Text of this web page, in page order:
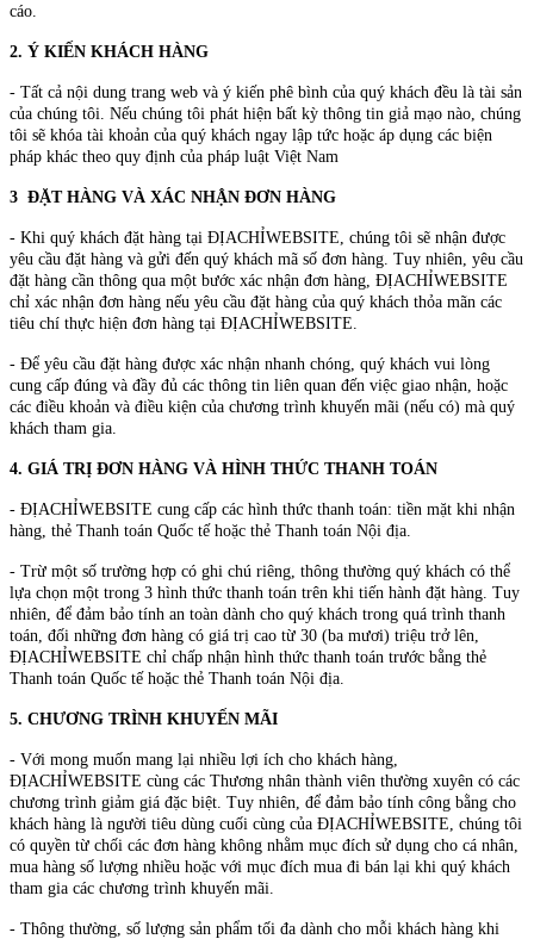
cáo.
2. Ý KIẾN KHÁCH HÀNG
- Tất cả nội dung trang web và ý kiến phê bình của quý khách đều là tài sản
của chúng tôi. Nếu chúng tôi phát hiện bất kỳ thông tin giả mạo nào, chúng
tôi sẽ khóa tài khoản của quý khách ngay lập tức hoặc áp dụng các biện
pháp khác theo quy định của pháp luật Việt Nam
3 ĐẶT HÀNG VÀ XÁC NHẬN ĐƠN HÀNG
- Khi quý khách đặt hàng tại ĐỊACHỈWEBSITE, chúng tôi sẽ nhận được
yêu cầu đặt hàng và gửi đến quý khách mã số đơn hàng. Tuy nhiên, yêu cầu
đặt hàng cần thông qua một bước xác nhận đơn hàng, ĐỊACHỈWEBSITE
chỉ xác nhận đơn hàng nếu yêu cầu đặt hàng của quý khách thỏa mãn các
tiêu chí thực hiện đơn hàng tại ĐỊACHỈWEBSITE.
- Để yêu cầu đặt hàng được xác nhận nhanh chóng, quý khách vui lòng
cung cấp đúng và đầy đủ các thông tin liên quan đến việc giao nhận, hoặc
các điều khoản và điều kiện của chương trình khuyến mãi (nếu có) mà quý
khách tham gia.
4. GIÁ TRỊ ĐƠN HÀNG VÀ HÌNH THỨC THANH TOÁN
- ĐỊACHỈWEBSITE cung cấp các hình thức thanh toán: tiền mặt khi nhận
hàng, thẻ Thanh toán Quốc tế hoặc thẻ Thanh toán Nội địa.
- Trừ một số trường hợp có ghi chú riêng, thông thường quý khách có thể
lựa chọn một trong 3 hình thức thanh toán trên khi tiến hành đặt hàng. Tuy
nhiên, để đảm bảo tính an toàn dành cho quý khách trong quá trình thanh
toán, đối những đơn hàng có giá trị cao từ 30 (ba mươi) triệu trở lên,
ĐỊACHỈWEBSITE chỉ chấp nhận hình thức thanh toán trước bằng thẻ
Thanh toán Quốc tế hoặc thẻ Thanh toán Nội địa.
5. CHƯƠNG TRÌNH KHUYẾN MÃI
- Với mong muốn mang lại nhiều lợi ích cho khách hàng,
ĐỊACHỈWEBSITE cùng các Thương nhân thành viên thường xuyên có các
chương trình giảm giá đặc biệt. Tuy nhiên, để đảm bảo tính công bằng cho
khách hàng là người tiêu dùng cuối cùng của ĐỊACHỈWEBSITE, chúng tôi
có quyền từ chối các đơn hàng không nhằm mục đích sử dụng cho cá nhân,
mua hàng số lượng nhiều hoặc với mục đích mua đi bán lại khi quý khách
tham gia các chương trình khuyến mãi.
- Thông thường, số lượng sản phẩm tối đa dành cho mỗi khách hàng khi